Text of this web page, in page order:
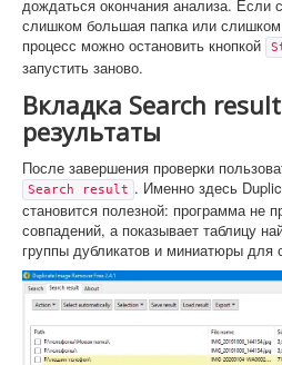
дождаться окончания анализа. Если
слишком большая папка или
процесс можно остановить кнопкой
запустить заново.
Вкладка Search
результаты
После завершения проверки
Search result . Именно здесь
становится полезной: программа не
совпадений, а показывает таблицу
группы дубликатов и миниатюры для